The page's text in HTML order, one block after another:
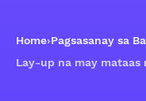
Home›Pagsasanay sa
Lay-up na may mataas